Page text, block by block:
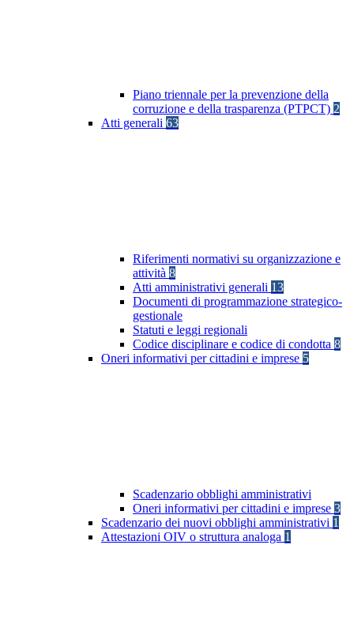
Piano triennale per la prevenzione della
corruzione e della trasparenza (PTPCT) 2
Atti generali 63
Riferimenti normativi su organizzazione e
attività 8
Atti amministrativi generali 13
Documenti di programmazione strategico-
gestionale
Statuti e leggi regionali
Codice disciplinare e codice di condotta 8
Oneri informativi per cittadini e imprese 5
Scadenzario obblighi amministrativi
Oneri informativi per cittadini e imprese 3
Scadenzario dei nuovi obblighi amministrativi 1
Attestazioni OIV o struttura analoga 1